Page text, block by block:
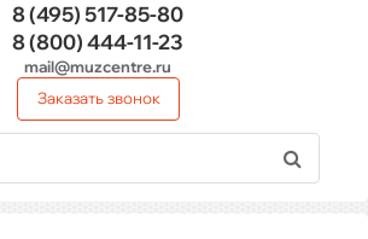
8 (495)517-85-80
8 (800)444-11-23
mail@muzcentre.ru
Заказать звонок